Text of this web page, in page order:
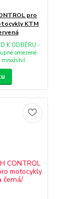
pro
KTM
K ODBĚRU -
omezené
množství